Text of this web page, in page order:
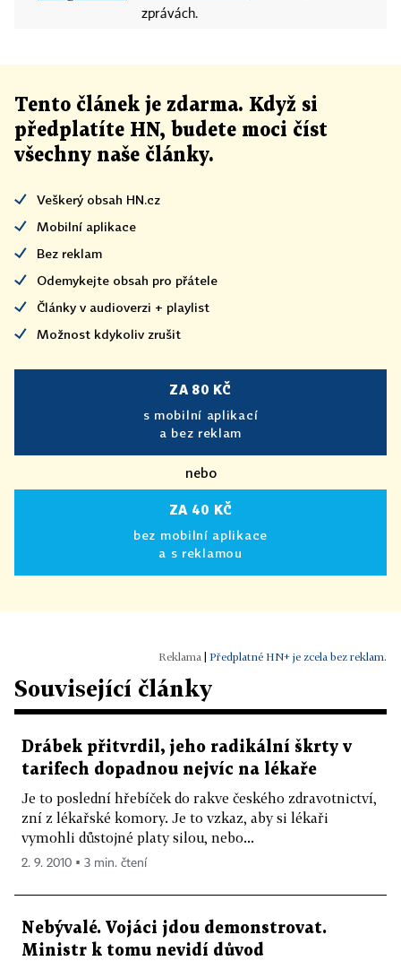
zprávách.
Tento článek je zdarma. Když si
předplatíte HN, budete moci číst
všechny naše články.
Veškerý obsah HN.cz
Mobilní aplikace
Bez reklam
Odemykejte obsah pro přátele
Články v audioverzi + playlist
Možnost kdykoliv zrušit
ZA 80 KČ
s mobilní aplikací
a bez reklam
nebo
ZA 40 KČ
bez mobilní aplikace
a s reklamou
Předplatné HN+ je zcela bez reklam.
Související články
Drábek přitvrdil, jeho radikální škrty v
tarifech dopadnou nejvíc na lékaře
Je to poslední hřebíček do rakve českého zdravotnictví,
zní z lékařské komory. Je to vzkaz, aby si lékaři
vymohli důstojné platy silou, nebo...
2. 9. 2010 ▪ 3 min. čtení
Nebývalé. Vojáci jdou demonstrovat.
Ministr k tomu nevidí důvod